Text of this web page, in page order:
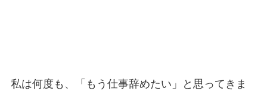
私は何度も、「もう仕事辞めたい」と思ってきま